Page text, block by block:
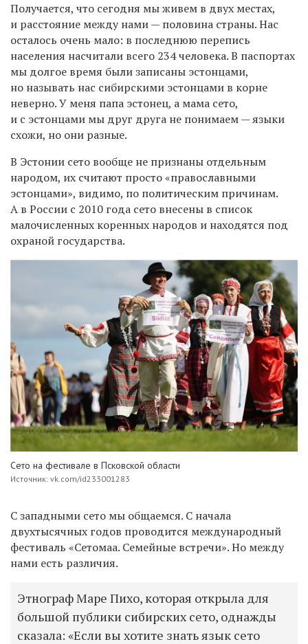
Получается, что сегодня мы живем в двух местах,
и расстояние между нами — половина страны. Нас
осталось очень мало: в последнюю перепись
населения насчитали всего 234 человека. В паспортах
мы долгое время были записаны эстонцами,
но называть нас сибирскими эстонцами в корне
неверно. У меня папа эстонец, а мама сето,
и с эстонцами мы друг друга не понимаем — языки
схожи, но они разные.
В Эстонии сето вообще не признаны отдельным
народом, их считают просто «православными
эстонцами», видимо, по политическим причинам.
А в России с 2010 года сето внесены в список
малочисленных коренных народов и находятся под
охраной государства.
Сето на фестивале в Псковской области
Источник: vk.com/id233001283
С западными сето мы общаемся. С начала
двухтысячных годов проводится международный
фестиваль «Сетомаа. Семейные встречи». Но между
нами есть различия.
Этнограф Маре Пихо, которая открыла для
большой публики сибирских сето, однажды
сказала: «Если вы хотите знать язык сето